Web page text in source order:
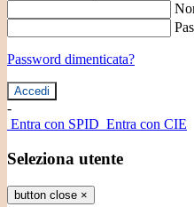
Password dimenticata?
-
Entra con SPID Entra con CIE
Seleziona utente
button close ×